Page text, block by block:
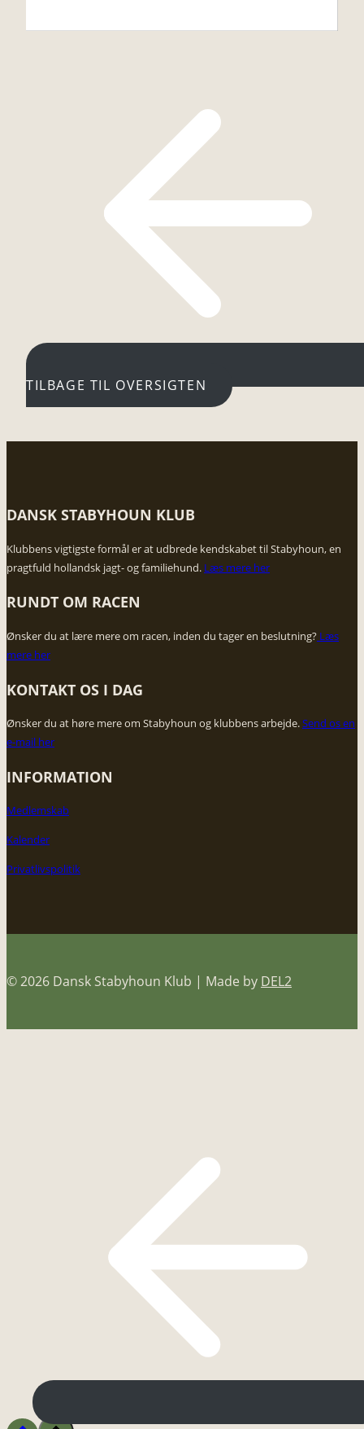
TILBAGE TIL OVERSIGTEN
DANSK STABYHOUN KLUB
​Klubbens vigtigste formål er at udbrede kendskabet til Stabyhoun, en
pragtfuld hollandsk jagt- og familiehund. Læs mere her
RUNDT OM RACEN
Ønsker du at lære mere om racen, inden du tager en beslutning? ​Læs
mere her
KONTAKT OS I DAG​
Ønsker du at høre mere om Stabyhoun og klubbens arbejde. ​Send os en
e-mail her
INFORMATION
Medlemskab
Kalender
Privatlivspolitik
© 2026 Dansk Stabyhoun Klub | Made by DEL2